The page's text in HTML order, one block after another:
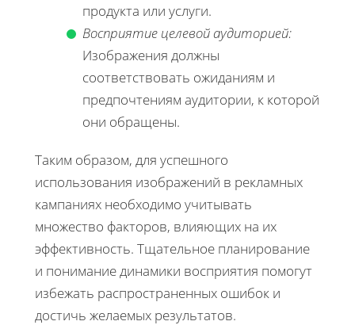
продукта или услуги.
Восприятие целевой аудиторией:
Изображения должны
соответствовать ожиданиям и
предпочтениям аудитории, к которой
они обращены.
Таким образом, для успешного
использования изображений в рекламных
кампаниях необходимо учитывать
множество факторов, влияющих на их
эффективность. Тщательное планирование
и понимание динамики восприятия помогут
избежать распространенных ошибок и
достичь желаемых результатов.